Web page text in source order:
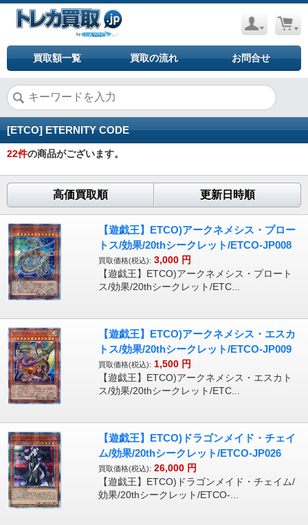
買取額一覧 買取の流れ お問合せ
[ETCO] ETERNITY CODE
22件の商品がございます。
高価買取順 更新日時順
【遊戯王】ETCO)アークネメシス・プロー
トス/効果/20thシークレット/ETCO-JP008
買取価格(税込): 3,000 円
【遊戯王】ETCO)アークネメシス・プロート
ス/効果/20thシークレット/ETC...
【遊戯王】ETCO)アークネメシス・エスカ
トス/効果/20thシークレット/ETCO-JP009
買取価格(税込): 1,500 円
【遊戯王】ETCO)アークネメシス・エスカト
ス/効果/20thシークレット/ETC...
【遊戯王】ETCO)ドラゴンメイド・チェイ
ム/効果/20thシークレット/ETCO-JP026
買取価格(税込): 26,000 円
【遊戯王】ETCO)ドラゴンメイド・チェイム/
効果/20thシークレット/ETCO-...